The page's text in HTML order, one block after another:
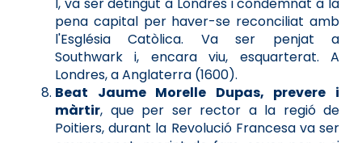
pena capital per haver-se reconciliat amb
l'Església Catòlica. Va ser penjat a
Southwark i, encara viu, esquarterat. A
Londres, a Anglaterra (1600).
Beat Jaume Morelle Dupas, prevere i
màrtir, que per ser rector a la regió de
Poitiers, durant la Revolució Francesa va ser